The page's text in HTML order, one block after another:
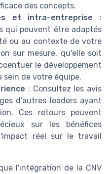
des concepts.
et intra-entreprise :
qui peuvent être adaptés
ou au contexte de votre
sur mesure, qu'elle soit
le développement
de votre équipe.
: Consultez les avis
d'autres leaders ayant
Ces retours peuvent
sur les bénéfices
réel sur le travail
l'intégration de la CNV